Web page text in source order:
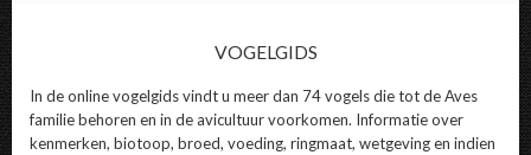
tijdens
VOGELGIDS
In de online vogelgids vindt u meer dan 74 vogels die tot de Aves
familie behoren en in de avicultuur voorkomen. Informatie over
kenmerken, biotoop, broed, voeding, ringmaat, wetgeving en indien